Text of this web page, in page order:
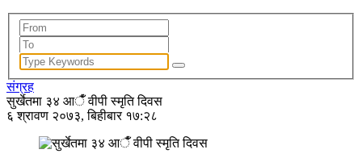
संग्रह
सुर्खेतमा ३४ आैँ वीपी स्मृति दिवस
६ श्रावण २०७३, बिहीबार १७:२८